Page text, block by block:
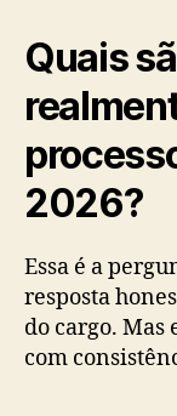
Quais
2026?
Essa é a
resposta
do cargo. Mas
com